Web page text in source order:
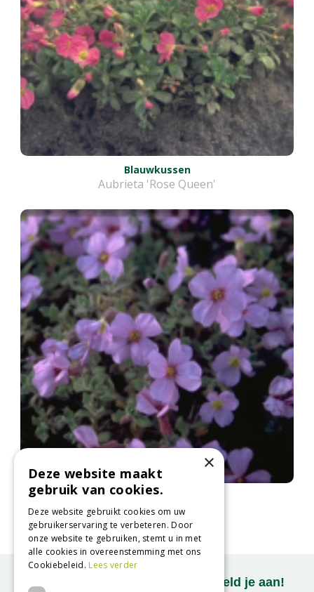
Blauwkussen
Aubrieta 'Rose Queen'
Blauwkussen
Aubrieta 'Moerheim'
Onze nieuwsbrief ontvangen? Meld je aan!
×
Deze website maakt
gebruik van cookies.
Deze website gebruikt cookies om uw
gebruikerservaring te verbeteren. Door
onze website te gebruiken, stemt u in met
alle cookies in overeenstemming met ons
Cookiebeleid.Lees verder